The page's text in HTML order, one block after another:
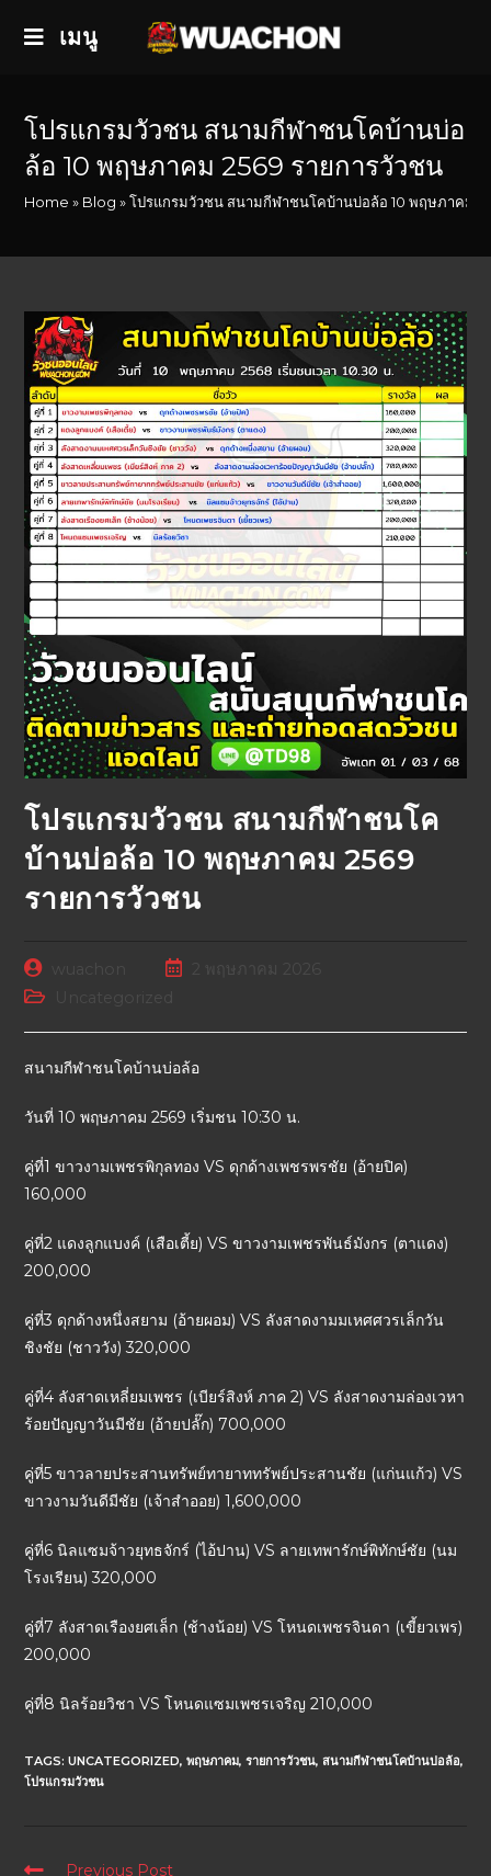
เมนู
โปรแกรมวัวชน สนามกีฬาชนโคบ้านบ่อ
ล้อ 10 พฤษภาคม 2569 รายการวัวชน
Home » Blog »โปรแกรมวัวชน สนามกีฬาชนโคบ้านบ่อล้อ 10 พฤษภาคม
โปรแกรมวัวชน สนามกีฬาชนโค
บ้านบ่อล้อ 10 พฤษภาคม 2569
รายการวัวชน
2 พฤษภาคม 2026
Uncategorized
สนามกีฬาชนโคบ้านบ่อล้อ
วันที่ 10 พฤษภาคม 2569 เริ่มชน 10:30 น.
คู่ที่1 ขาวงามเพชรพิกุลทอง VS ดุกด้างเพชรพรชัย (อ้ายปิค)
160,000
คู่ที่2 แดงลูกแบงค์ (เสือเตี้ย) VS ขาวงามเพชรพันธ์มังกร (ตาแดง)
200,000
คู่ที่3 ดุกด้างหนึ่งสยาม (อ้ายผอม) VS ลังสาดงามมเหศศวรเล็กวัน
ชิงชัย (ชาววัง) 320,000
คู่ที่4 ลังสาดเหลี่ยมเพชร (เบียร์สิงห์ ภาค 2) VS ลังสาดงามล่องเวหา
ร้อยปัญญาวันมีชัย (อ้ายปลั๊ก) 700,000
คู่ที่5 ขาวลายประสานทรัพย์ทายาททรัพย์ประสานชัย (แก่นแก้ว) VS
ขาวงามวันดีมีชัย (เจ้าสำออย) 1,600,000
คู่ที่6 นิลแซมจ้าวยุทธจักร์ (ไอ้ปาน) VS ลายเทพารักษ์พิทักษ์ชัย (นม
โรงเรียน) 320,000
คู่ที่7 ลังสาดเรืองยศเล็ก (ช้างน้อย) VS โหนดเพชรจินดา (เขี้ยวเพร)
200,000
คู่ที่8 นิลร้อยวิชา VS โหนดแซมเพชรเจริญ 210,000
TAGS:UNCATEGORIZED, พฤษภาคม, รายการวัวชน, สนามกีฬาชนโคบ้านบ่อล้อ,
โปรแกรมวัวชน
Previous Post